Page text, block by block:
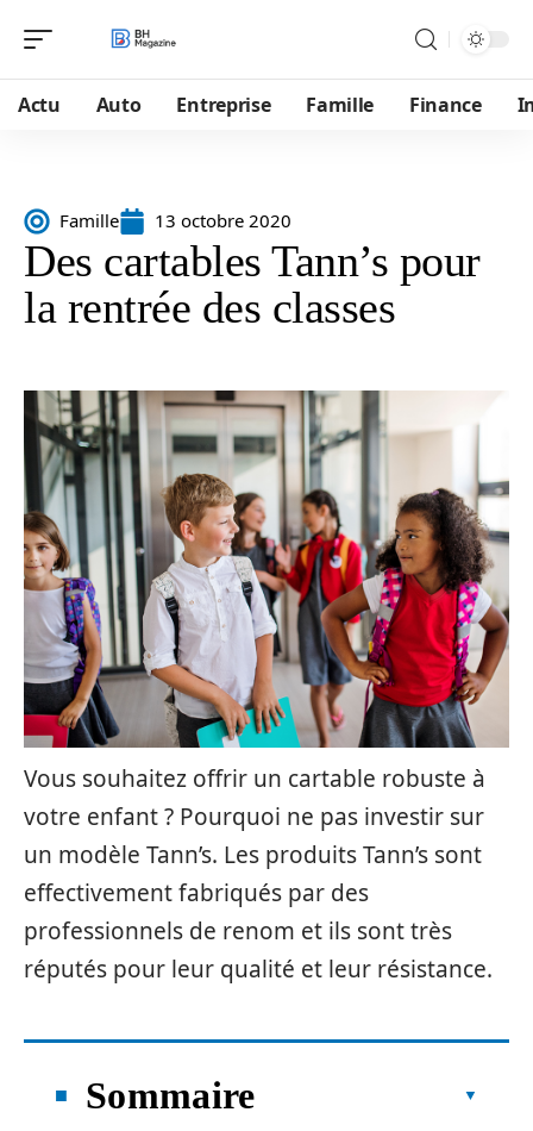
Actu Auto Entreprise Famille Finance
Famille 13 octobre 2020
Des cartables Tann’s pour
la rentrée des classes
Vous souhaitez offrir un cartable robuste à
votre enfant ? Pourquoi ne pas investir sur
un modèle Tann’s. Les produits Tann’s sont
effectivement fabriqués par des
professionnels de renom et ils sont très
réputés pour leur qualité et leur résistance.
Sommaire